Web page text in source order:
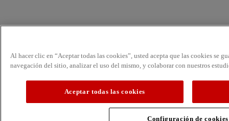
Al hacer clic en “Aceptar todas las cookies”, usted acepta que las cookies se
navegación del sitio, analizar el uso del mismo, y colaborar con nuestros
Aceptar todas las cookies
Configuración de cookies